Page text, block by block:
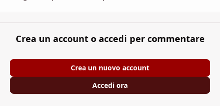
Crea un account o accedi per commentare
Crea un nuovo account
Accedi ora